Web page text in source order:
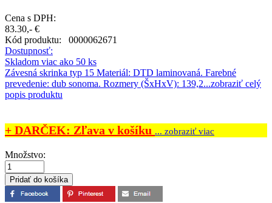
Cena s DPH:
83.30,- €
Kód produktu: 0000062671
Dostupnosť:
Skladom viac ako 50 ks
Závesná skrinka typ 15 Materiál: DTD laminovaná. Farebné
prevedenie: dub sonoma. Rozmery (ŠxHxV): 139,2...zobraziť celý
popis produktu
+ DARČEK: Zľava v košíku ... zobraziť viac
Množstvo: